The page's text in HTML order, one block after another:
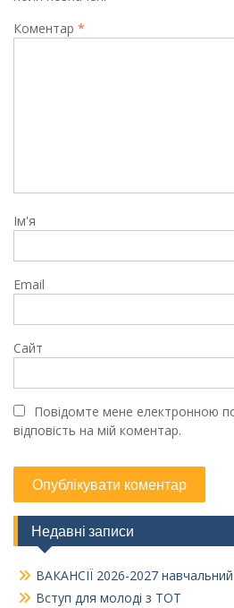
Коментар *
Ім'я
Email
Сайт
Повідомте мене електронною
відповість на мій коментар.
Недавні записи
ВАКАНСІЇ 2026-2027 навчальний
Вступ для молоді з ТОТ